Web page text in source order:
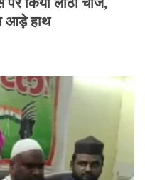
आड़े हाथ